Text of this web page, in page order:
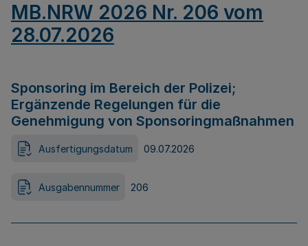
MB.NRW 2026 Nr. 206 vom
28.07.2026
Sponsoring im Bereich der Polizei;
Ergänzende Regelungen für die
Genehmigung von Sponsoringmaßnahmen
Ausfertigungsdatum 09.07.2026
Ausgabennummer 206